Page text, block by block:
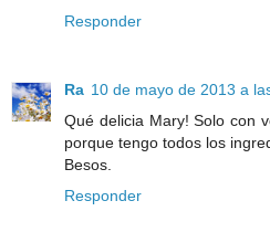
Responder
Ra 10 de mayo de 2013 a
Qué delicia Mary! Solo con
porque tengo todos los
Besos.
Responder